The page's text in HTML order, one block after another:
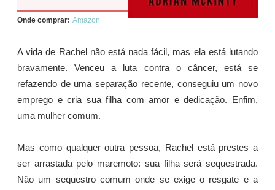
Onde comprar: Amazon
A vida de Rachel não está nada fácil, mas ela está lutando
bravamente. Venceu a luta contra o câncer, está se
refazendo de uma separação recente, conseguiu um novo
emprego e cria sua filha com amor e dedicação. Enfim,
uma mulher comum.
Mas como qualquer outra pessoa, Rachel está prestes a
ser arrastada pelo maremoto: sua filha será sequestrada.
Não um sequestro comum onde se exige o resgate e a